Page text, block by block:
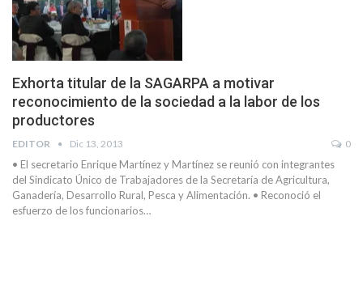
Exhorta titular de la SAGARPA a motivar
reconocimiento de la sociedad a la labor de los
productores
EDITOR Dic 13, 2013 0
​• El secretario Enrique Martínez y Martínez se reunió con integrantes
del Sindicato Único de Trabajadores de la Secretaría de Agricultura,
Ganadería, Desarrollo Rural, Pesca y Alimentación. • Reconoció el
esfuerzo de los funcionarios…